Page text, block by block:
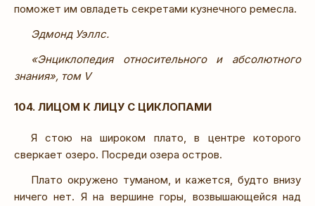
поможет им овладеть секретами кузнечного ремесла.
Эдмонд Уэллс.
«Энциклопедия относительного и абсолютного
знания», том V
104. ЛИЦОМ К ЛИЦУ С ЦИКЛОПАМИ
Я стою на широком плато, в центре которого
сверкает озеро. Посреди озера остров.
Плато окружено туманом, и кажется, будто внизу
ничего нет. Я на вершине горы, возвышающейся над